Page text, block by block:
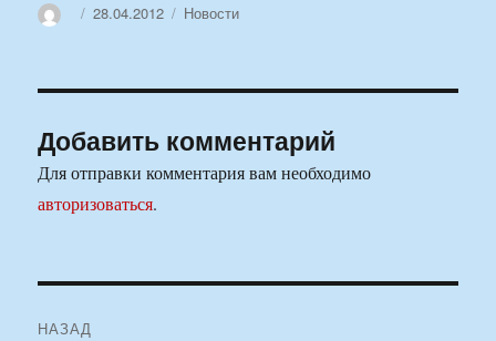
АвторОпубликовано
28.04.2012 Рубрики
Новости
Добавить комментарий
Для отправки комментария вам необходимо
авторизоваться.
НАЗАД